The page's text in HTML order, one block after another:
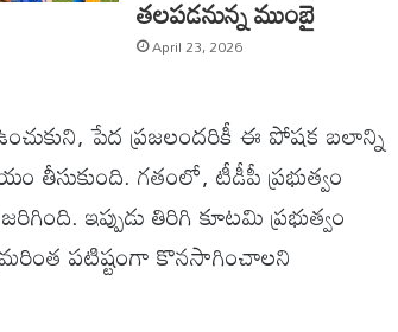
తలపడనున్న ముంబై
April 23, 2026
పేద ప్రజలందరికీ ఈ పోషక బలాన్ని
తీసుకుంది. గతంలో, టీడీపీ ప్రభుత్వం
ఇప్పుడు తిరిగి కూటమి ప్రభుత్వం
పటిష్టంగా కొనసాగించాలని